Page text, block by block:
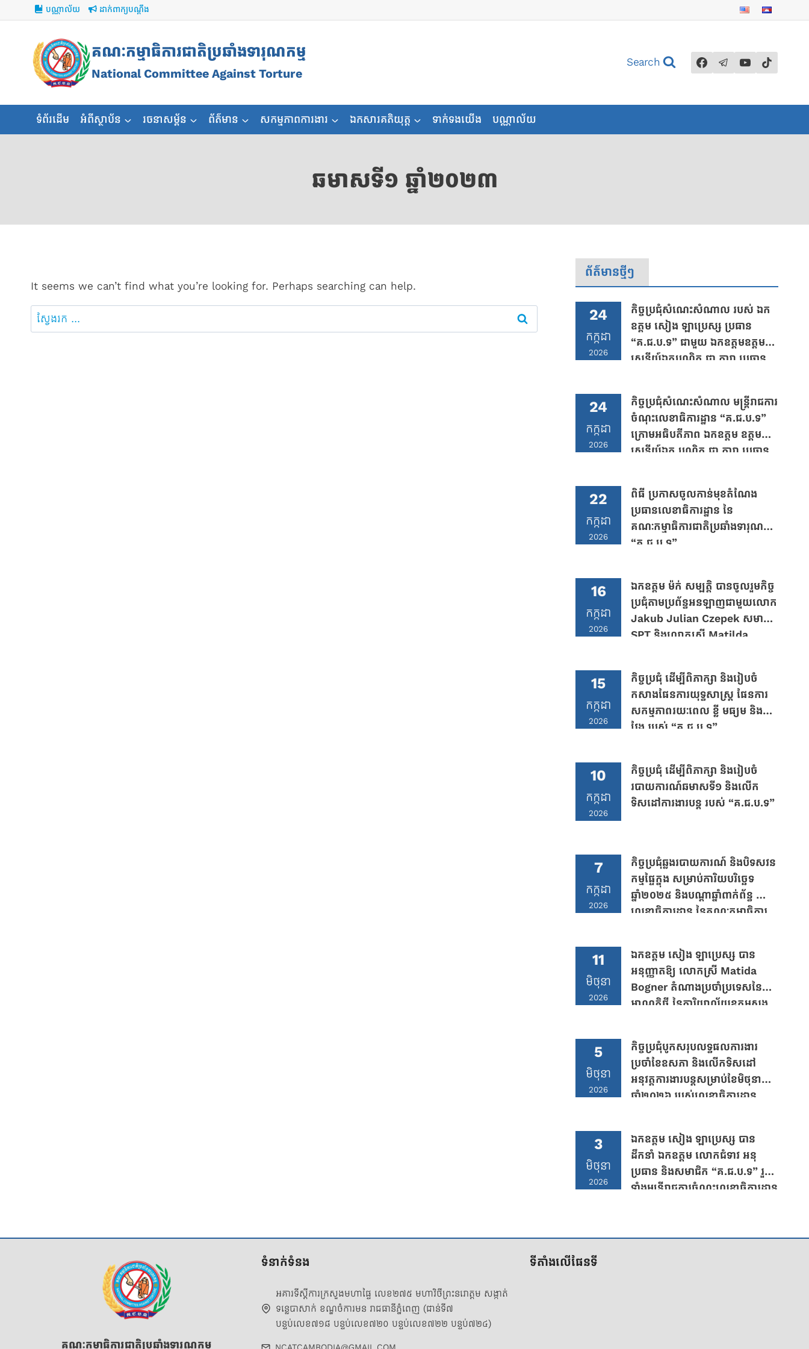
to
content
បណ្ណាល័យ ដាក់ពាក្យបណ្ដឹង
គណៈកម្មាធិការជាតិប្រឆាំងទារុណកម្ម
National Committee Against Torture
Search
ទំព័រដើម អំពីស្ថាប័ន រចនាសម្ព័ន ព័ត៌មាន សកម្មភាពការងារ ឯកសារគតិយុត្ត ទាក់ទងយើង បណ្ណាល័យ
ឆមាសទី១ ឆ្នាំ២០២៣
It seems we can’t find what you’re looking for. Perhaps searching can help.
ស្វែងរក៖
ព័ត៌មានថ្មីៗ
24
កក្កដា
2026
កិច្ចប្រជុំសំណេះសំណាល របស់ ឯក
ឧត្តម សៀង ឡាប្រេស្ស ប្រធាន
“គ.ជ.ប.ទ” ជាមួយ ឯកឧត្តមឧត្តម
សេនីយ៍ឯកបណ្ឌិត ជា តារា ប្រធាន
24
កក្កដា
2026
កិច្ចប្រជុំសំណេះសំណាល មន្រ្តីរាជការ
ចំណុះលេខាធិការដ្ឋាន “គ.ជ.ប.ទ”
ក្រោមអធិបតីភាព ឯកឧត្តម ឧត្តម
សេនីយ៍ឯក បណ្ឌិត ជា តារា ប្រធាន
22
កក្កដា
2026
ពិធី ប្រកាសចូលកាន់មុខតំណែង
ប្រធានលេខាធិការដ្ឋាន នៃ
គណៈកម្មាធិការជាតិប្រឆាំងទារុណកម្ម
“គ.ជ.ប.ទ”
16
កក្កដា
2026
ឯកឧត្តម ម៉ក់ សម្បត្តិ បានចូលរួមកិច្ច
ប្រជុំតាមប្រព័ន្ធអនឡាញជាមួយលោក
Jakub Julian Czepek សមាជិក
SPT និងលោកស្រី Matilda
15
កក្កដា
2026
កិច្ចប្រជុំ ដើម្បីពិភាក្សា និងរៀបចំ
កសាងផែនការយុទ្ធសាស្រ្ត ផែនការ
សកម្មភាពរយៈពេល ខ្លី មធ្យម និង
វែង របស់ “គ.ជ.ប.ទ”
10
កក្កដា
2026
កិច្ចប្រជុំ ដើម្បីពិភាក្សា និងរៀបចំ
របាយការណ៍ឆមាសទី១ និងលើក
ទិសដៅការងារបន្ត របស់ “គ.ជ.ប.ទ”
7
កក្កដា
2026
កិច្ចប្រជុំឆ្លងរបាយការណ៍ និងបិទសវន
កម្មផ្ទៃក្នុង សម្រាប់ការិយបរិច្ឆេទ
ឆ្នាំ២០២៥ និងបណ្តាឆ្នាំពាក់ព័ន្ធ នៅ
លេខាធិការដ្ឋាន នៃគណៈកម្មាធិការ
11
មិថុនា
2026
ឯកឧត្តម សៀង ឡាប្រេស្ស បាន
អនុញ្ញាតឱ្យ លោកស្រី Matida
Bogner តំណាងប្រចាំប្រទេសនៃ
អាណត្តិថ្មី នៃការិយាល័យឧត្តមស្នង
និងក្រុមការងារ ចូលជួបសម្តែងការ
គួរសម និងពិភាក្សាការងារ
5
មិថុនា
2026
កិច្ចប្រជុំបូកសរុបលទ្ធផលការងារ
ប្រចាំខែឧសភា និងលើកទិសដៅ
អនុវត្តការងារបន្តសម្រាប់ខែមិថុនា
ឆ្នាំ២០២៦ របស់លេខាធិការដ្ឋាន
គ.ជ.ប.ទ
3
មិថុនា
2026
ឯកឧត្តម សៀង ឡាប្រេស្ស បាន
ដឹកនាំ ឯកឧត្តម លោកជំទាវ អនុ
ប្រធាន និងសមាជិក “គ.ជ.ប.ទ” រួម
ទាំងមន្រ្តីរាជការចំណុះលេខាធិការដ្ឋាន
សាសនូបត្ថម្ភកៈ កែវ អ៊ាន ដែលត្រូវជា
គណៈកម្មាធិការជាតិប្រឆាំងទារុណកម្ម
ទំនាក់ទំនង
អគារទីស្តីការក្រសួងមហាផ្ទៃ លេខ២៧៥ មហាវិថីព្រះនរោត្តម សង្កាត់
ទន្លេបាសាក់ ខណ្ឌចំការមន រាជធានីភ្នំពេញ (ជាន់ទី៧
បន្ទប់លេខ៧១៨ បន្ទប់លេខ៧២០ បន្ទប់លេខ៧២២ បន្ទប់៧២៤)
ទីតាំងលើផែនទី